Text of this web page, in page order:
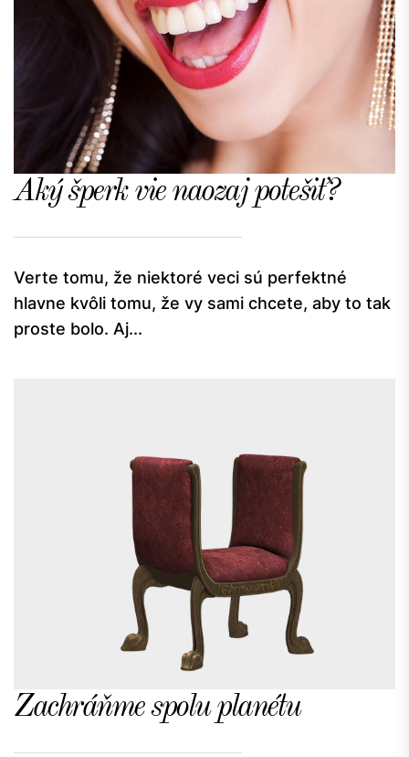
Aký šperk vie naozaj potešiť?
Verte tomu, že niektoré veci sú perfektné
hlavne kvôli tomu, že vy sami chcete, aby to tak
proste bolo. Aj...
Zachráňme spolu planétu